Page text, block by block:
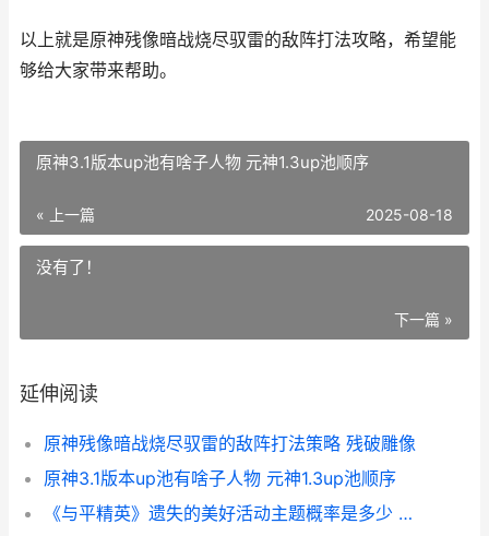
以上就是原神残像暗战烧尽驭雷的敌阵打法攻略，希望能
够给大家带来帮助。
原神3.1版本up池有啥子人物 元神1.3up池顺序
« 上一篇 2025-08-18
没有了！
下一篇 »
延伸阅读
原神残像暗战烧尽驭雷的敌阵打法策略 残破雕像
原神3.1版本up池有啥子人物 元神1.3up池顺序
《与平精英》遗失的美好活动主题概率是多少 和平精英遗